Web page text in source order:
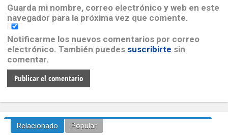
Guarda mi nombre, correo electrónico y web en este
navegador para la próxima vez que comente.
Notificarme los nuevos comentarios por correo
electrónico. También puedes suscribirte sin
comentar.
Relacionado Popular